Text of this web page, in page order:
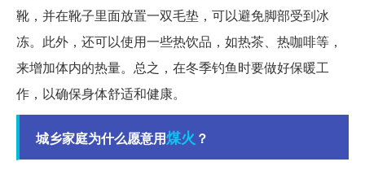
靴，并在靴子里面放置一双毛垫，可以避免脚部受到冰
冻。此外，还可以使用一些热饮品，如热茶、热咖啡等，
来增加体内的热量。总之，在冬季钓鱼时要做好保暖工
作，以确保身体舒适和健康。
城乡家庭为什么愿意用煤火？